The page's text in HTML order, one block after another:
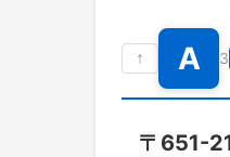
↑ A 3
〒 651-